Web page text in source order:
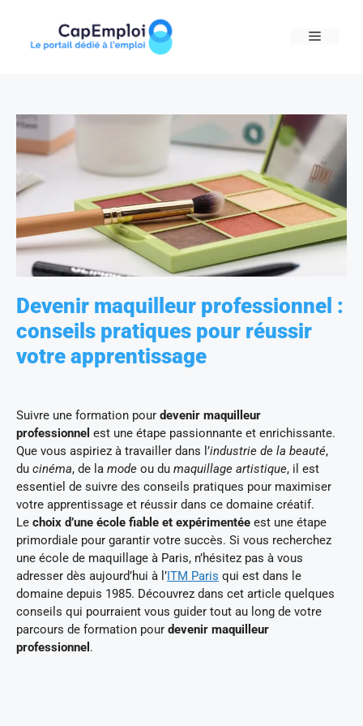
content
MENU
Devenir maquilleur professionnel :
conseils pratiques pour réussir
votre apprentissage
Suivre une formation pour devenir maquilleur
professionnel est une étape passionnante et enrichissante.
Que vous aspiriez à travailler dans l’industrie de la beauté,
du cinéma, de la mode ou du maquillage artistique, il est
essentiel de suivre des conseils pratiques pour maximiser
votre apprentissage et réussir dans ce domaine créatif.
Le choix d’une école fiable et expérimentée est une étape
primordiale pour garantir votre succès. Si vous recherchez
une école de maquillage à Paris, n’hésitez pas à vous
adresser dès aujourd’hui à l’ITM Paris qui est dans le
domaine depuis 1985. Découvrez dans cet article quelques
conseils qui pourraient vous guider tout au long de votre
parcours de formation pour devenir maquilleur
professionnel .